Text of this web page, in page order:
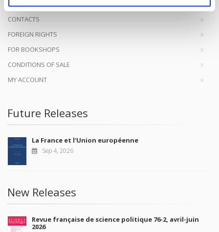
CONTACTS
FOREIGN RIGHTS
FOR BOOKSHOPS
CONDITIONS OF SALE
MY ACCOUNT
Future Releases
La France et l'Union européenne
Sep 4, 2026
New Releases
Revue française de science politique 76-2, avril-juin
2026